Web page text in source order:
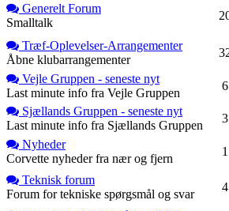
Generelt Forum
Smalltalk
Træf-Oplevelser-Arrangementer
Åbne klubarrangementer
Vejle Gruppen - seneste nyt
Last minute info fra Vejle Gruppen
6
Sjællands Gruppen - seneste nyt
Last minute info fra Sjællands Gruppen
3
Nyheder
Corvette nyheder fra nær og fjern
1
Teknisk forum
Forum for tekniske spørgsmål og svar
4